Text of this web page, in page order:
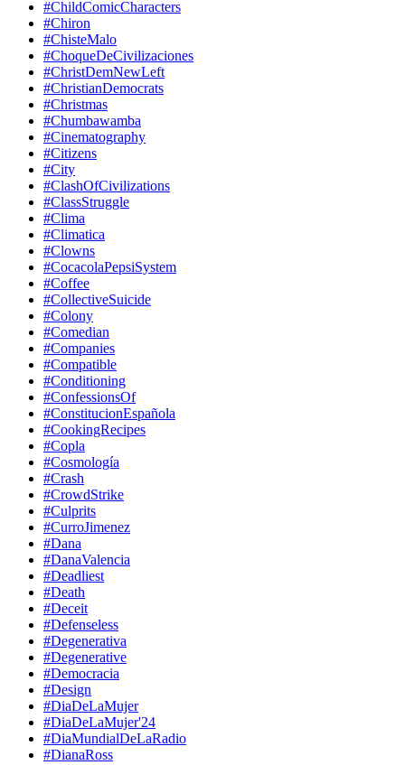
#ChildComicCharacters
#Chiron
#ChisteMalo
#ChoqueDeCivilizaciones
#ChristDemNewLeft
#ChristianDemocrats
#Christmas
#Chumbawamba
#Cinematography
#Citizens
#City
#ClashOfCivilizations
#ClassStruggle
#Clima
#Climatica
#Clowns
#CocacolaPepsiSystem
#Coffee
#CollectiveSuicide
#Colony
#Comedian
#Companies
#Compatible
#Conditioning
#ConfessionsOf
#ConstitucionEspañola
#CookingRecipes
#Copla
#Cosmología
#Crash
#CrowdStrike
#Culprits
#CurroJimenez
#Dana
#DanaValencia
#Deadliest
#Death
#Deceit
#Defenseless
#Degenerativa
#Degenerative
#Democracia
#Design
#DiaDeLaMujer
#DiaDeLaMujer'24
#DiaMundialDeLaRadio
#DianaRoss